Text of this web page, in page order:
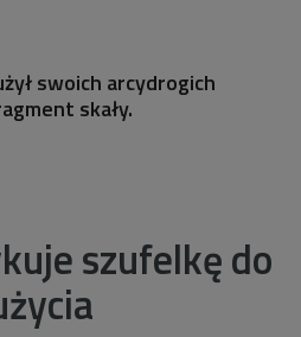
swoich arcydrogich
skały.
szufelkę do